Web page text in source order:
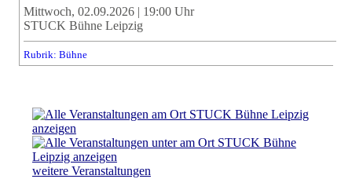
Mittwoch, 02.09.2026 | 19:00 Uhr
STUCK Bühne Leipzig
Rubrik: Bühne
weitere Veranstaltungen